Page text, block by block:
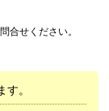
合せください。
。